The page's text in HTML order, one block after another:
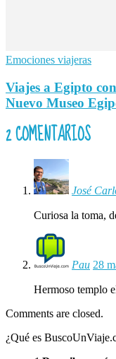
Emociones viajeras
Viajes a Egipto
Nuevo Museo
2 COMENTARIOS
José
Curiosa la toma,
Pau 28
Hermoso templo
Comments are closed.
¿Qué es